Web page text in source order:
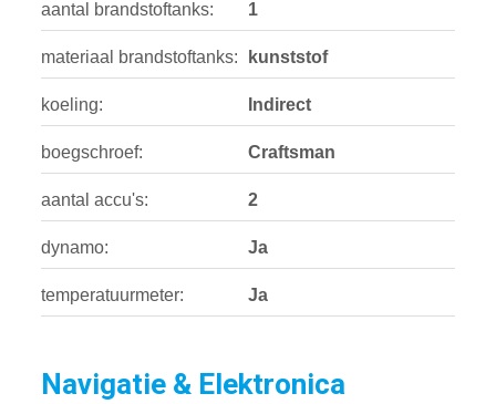
aantal brandstoftanks: 1
materiaal brandstoftanks: kunststof
koeling: Indirect
boegschroef: Craftsman
aantal accu's: 2
dynamo: Ja
temperatuurmeter: Ja
Navigatie & Elektronica